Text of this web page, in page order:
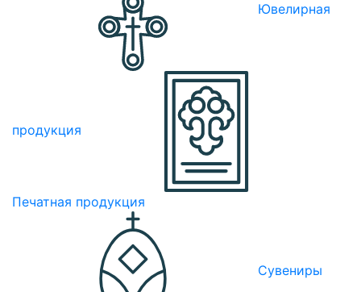
Ювелирная
продукция
Печатная продукция
Сувениры